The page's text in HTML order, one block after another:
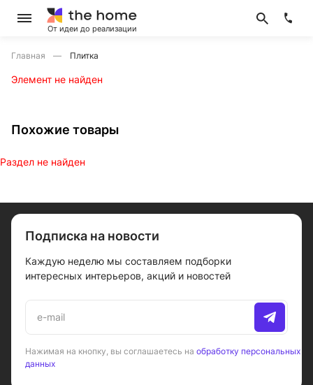
От идеи до реализации
Главная Плитка
Элемент не найден
Похожие товары
Раздел не найден
Подписка на новости
Каждую неделю мы составляем подборки
интересных интерьеров, акций и новостей
Нажимая на кнопку, вы соглашаетесь на обработку персональных
данных